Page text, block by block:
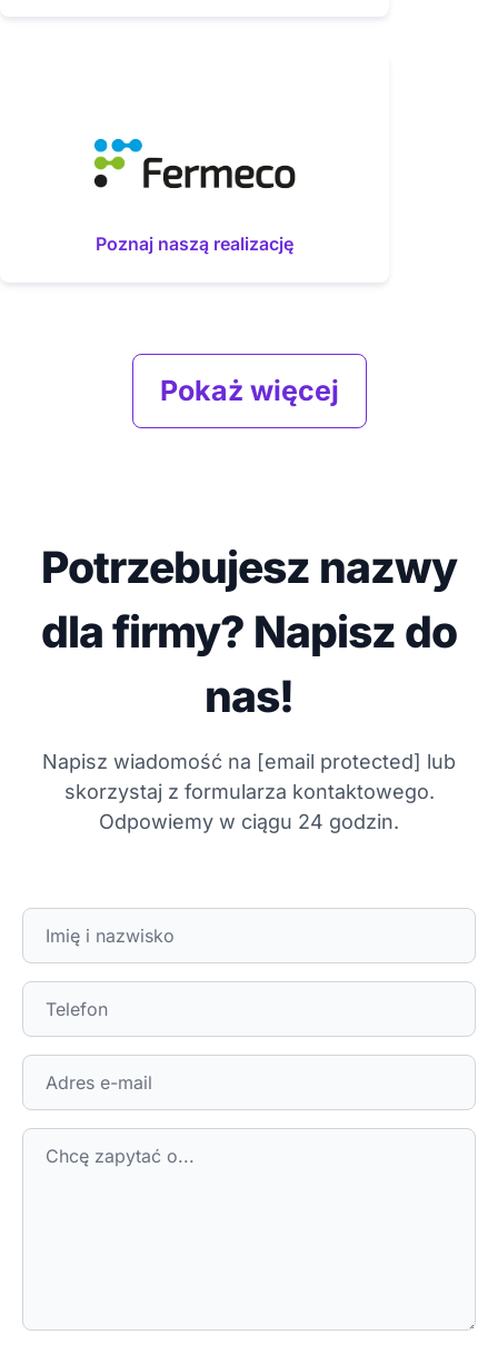
Poznaj naszą realizację
Pokaż więcej
Potrzebujesz nazwy
dla firmy? Napisz do
nas!
Napisz wiadomość na [email protected] lub
skorzystaj z formularza kontaktowego.
Odpowiemy w ciągu 24 godzin.